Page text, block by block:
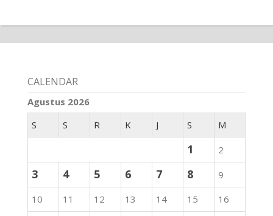
CALENDAR
Agustus 2026
S
S R K J S M
1 2
3 4 5 6 7 8
9
10
11 12 13 14 15
16